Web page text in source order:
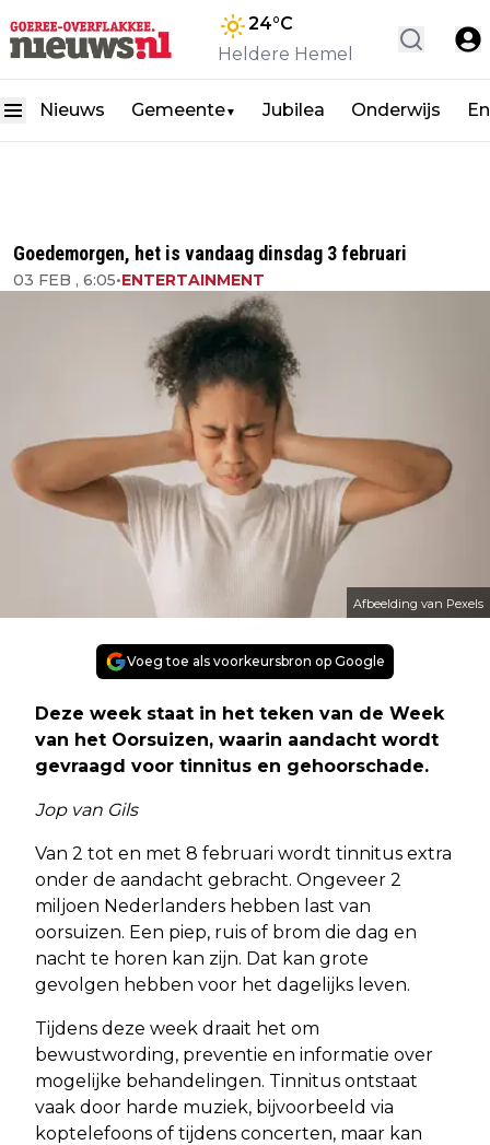
24°C
Heldere Hemel
Nieuws Gemeente▼ Jubilea Onderwijs
Goedemorgen, het is vandaag dinsdag 3 februari
03 FEB , 6:05•ENTERTAINMENT
Afbeelding van Pexels
Voeg toe als voorkeursbron op Google
Deze week staat in het teken van de Week
van het Oorsuizen, waarin aandacht wordt
gevraagd voor tinnitus en gehoorschade.
Jop van Gils
Van 2 tot en met 8 februari wordt tinnitus extra
onder de aandacht gebracht. Ongeveer 2
miljoen Nederlanders hebben last van
oorsuizen. Een piep, ruis of brom die dag en
nacht te horen kan zijn. Dat kan grote
gevolgen hebben voor het dagelijks leven.
Tijdens deze week draait het om
bewustwording, preventie en informatie over
mogelijke behandelingen. Tinnitus ontstaat
vaak door harde muziek, bijvoorbeeld via
koptelefoons of tijdens concerten, maar kan